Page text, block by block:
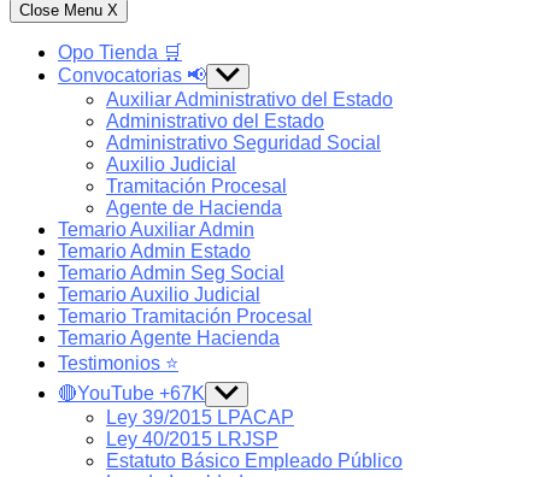
Close Menu X
Opo Tienda 🛒
Convocatorias 📢 Show
sub
menu
Auxiliar Administrativo del Estado
Administrativo del Estado
Administrativo Seguridad Social
Auxilio Judicial
Tramitación Procesal
Agente de Hacienda
Temario Auxiliar Admin
Temario Admin Estado
Temario Admin Seg Social
Temario Auxilio Judicial
Temario Tramitación Procesal
Temario Agente Hacienda
Testimonios ⭐️
🔴YouTube +67K Show
sub
menu
Ley 39/2015 LPACAP
Ley 40/2015 LRJSP
Estatuto Básico Empleado Público